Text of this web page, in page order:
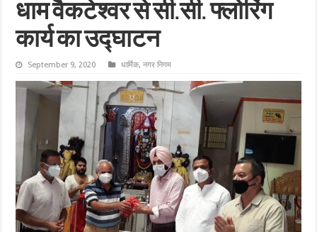
धाम वैकटेश्वर से सी.सी. फ्लोरिंग
कार्य का उद्घाटन
September 9, 2020 धार्मिक,नगर निगम